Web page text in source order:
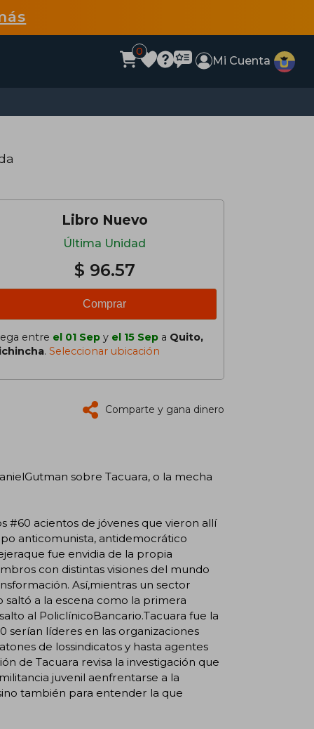
0
Mi Cuenta
Libro Nuevo
Última Unidad
$ 96.57
Comprar
entre el 01 Sep y el 15 Sep a Quito,
. Seleccionar ubicación
Comparte y gana dinero
sobre Tacuara, o la mecha
#60 acientos de jóvenes que vieron allí
anticomunista, antidemocrático
fue envidia de la propia
con distintas visiones del mundo
Así,mientras un sector
a la escena como la primera
al PoliclínicoBancario.Tacuara fue la
serían líderes en las organizaciones
de lossindicatos y hasta agentes
de Tacuara revisa la investigación que
juvenil aenfrentarse a la
también para entender la que